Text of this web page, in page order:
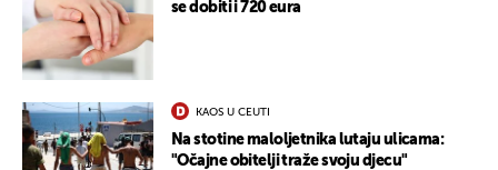
se dobiti i 720 eura
KAOS U CEUTI
Na stotine maloljetnika lutaju ulicama:
"Očajne obitelji traže svoju djecu"